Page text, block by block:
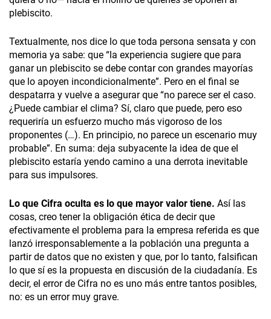
plebiscito.
Textualmente, nos dice lo que toda persona sensata y con
memoria ya sabe: que “la experiencia sugiere que para
ganar un plebiscito se debe contar con grandes mayorías
que lo apoyen incondicionalmente”. Pero en el final se
despatarra y vuelve a asegurar que “no parece ser el caso.
¿Puede cambiar el clima? Sí, claro que puede, pero eso
requeriría un esfuerzo mucho más vigoroso de los
proponentes (…). En principio, no parece un escenario muy
probable”. En suma: deja subyacente la idea de que el
plebiscito estaría yendo camino a una derrota inevitable
para sus impulsores.
Lo que Cifra oculta es lo que mayor valor tiene. Así las
cosas, creo tener la obligación ética de decir que
efectivamente el problema para la empresa referida es que
lanzó irresponsablemente a la población una pregunta a
partir de datos que no existen y que, por lo tanto, falsifican
lo que sí es la propuesta en discusión de la ciudadanía. Es
decir, el error de Cifra no es uno más entre tantos posibles,
no: es un error muy grave.